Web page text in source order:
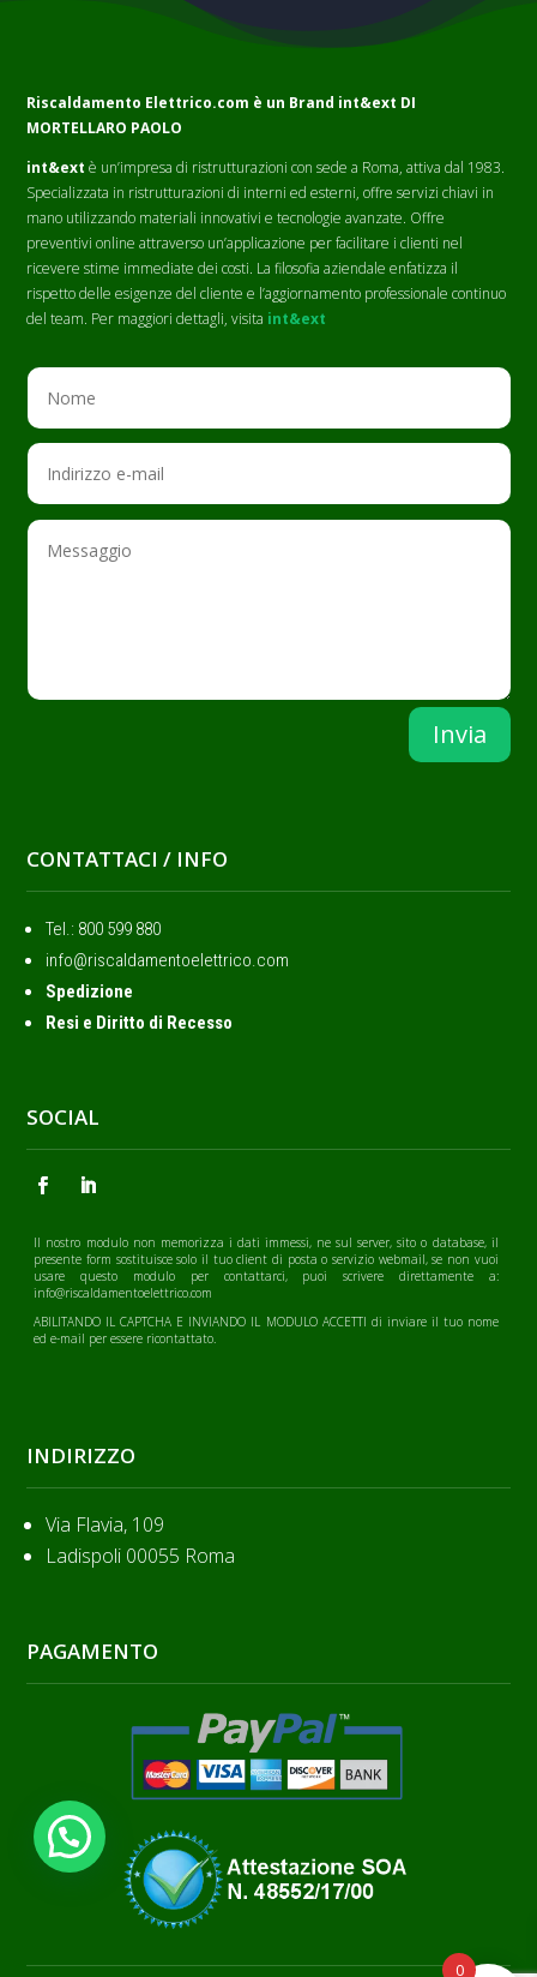
Riscaldamento Elettrico.com è un Brand int&ext DI
MORTELLARO PAOLO
int&ext è un’impresa di ristrutturazioni con sede a Roma, attiva dal 1983.
Specializzata in ristrutturazioni di interni ed esterni, offre servizi chiavi in
mano utilizzando materiali innovativi e tecnologie avanzate. Offre
preventivi online attraverso un’applicazione per facilitare i clienti nel
ricevere stime immediate dei costi. La filosofia aziendale enfatizza il
rispetto delle esigenze del cliente e l’aggiornamento professionale continuo
del team. Per maggiori dettagli, visita int&ext
Invia
CONTATTACI / INFO
Tel.: ‭800 599 880
info@riscaldamentoelettrico.com
Spedizione
Resi e Diritto di Recesso
SOCIAL
Il nostro modulo non memorizza i dati immessi, ne sul server, sito o database, il
presente form sostituisce solo il tuo client di posta o servizio webmail, se non vuoi
usare questo modulo per contattarci, puoi scrivere direttamente a:
info@riscaldamentoelettrico.com
ABILITANDO IL CAPTCHA E INVIANDO IL MODULO ACCETTI di inviare il tuo nome
ed e-mail per essere ricontattato.
INDIRIZZO
Via Flavia, 109
Ladispoli 00055 Roma
PAGAMENTO
0